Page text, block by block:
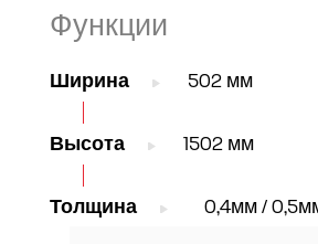
Функции
Ширина 502 мм
Высота 1502 мм
Толщина 0,4мм /